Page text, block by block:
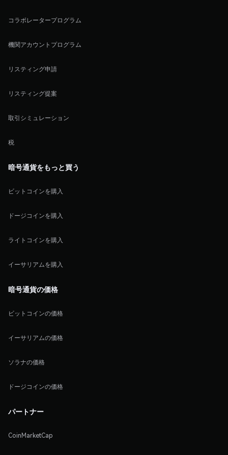
コラボレータープログラム
機関アカウントプログラム
リスティング申請
リスティング提案
取引シミュレーション
税
暗号通貨をもっと買う
ビットコインを購入
ドージコインを購入
ライトコインを購入
イーサリアムを購入
暗号通貨の価格
ビットコインの価格
イーサリアムの価格
ソラナの価格
ドージコインの価格
パートナー
CoinMarketCap